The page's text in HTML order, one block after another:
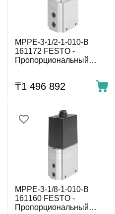
MPPE-3-1/2-1-010-B
161172 FESTO -
Пропорциональный
₸1 496 892
MPPE-3-1/8-1-010-B
161160 FESTO -
Пропорциональный